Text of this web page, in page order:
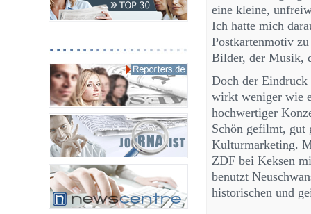
eine kleine,
Ich hatte mich
Postkartenmotiv
Bilder, der Musik,
Doch der Eindruck
wirkt weniger wie
hochwertiger
Schön gefilmt, gut
Kulturmarketing.
ZDF bei Keksen
benutzt
historischen und